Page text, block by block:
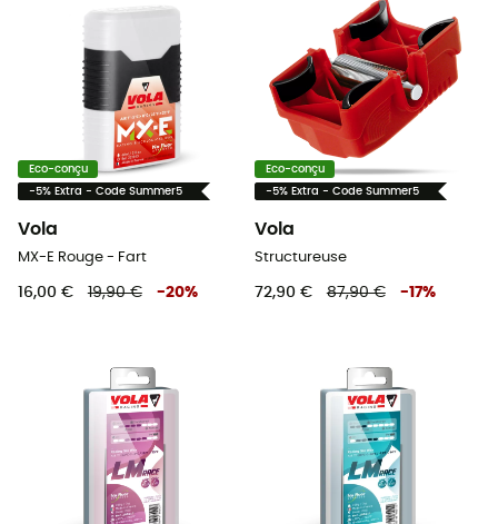
Eco-conçu
-5% Extra - Code Summer5
Vola
MX-E Rouge - Fart
16,00 € 19,90 € -20%
Eco-conçu
-5% Extra - Code Summer5
Vola
Structureuse
72,90 € 87,90 € -17%